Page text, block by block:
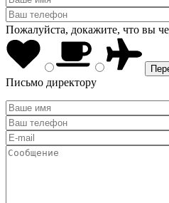
Пожалуйста, докажите, что вы
Письмо директору